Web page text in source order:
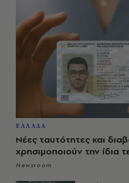
ΕΛΛΑΔΑ
Νέες ταυτότητες και
χρησιμοποιούν την ίδια
Newsroom